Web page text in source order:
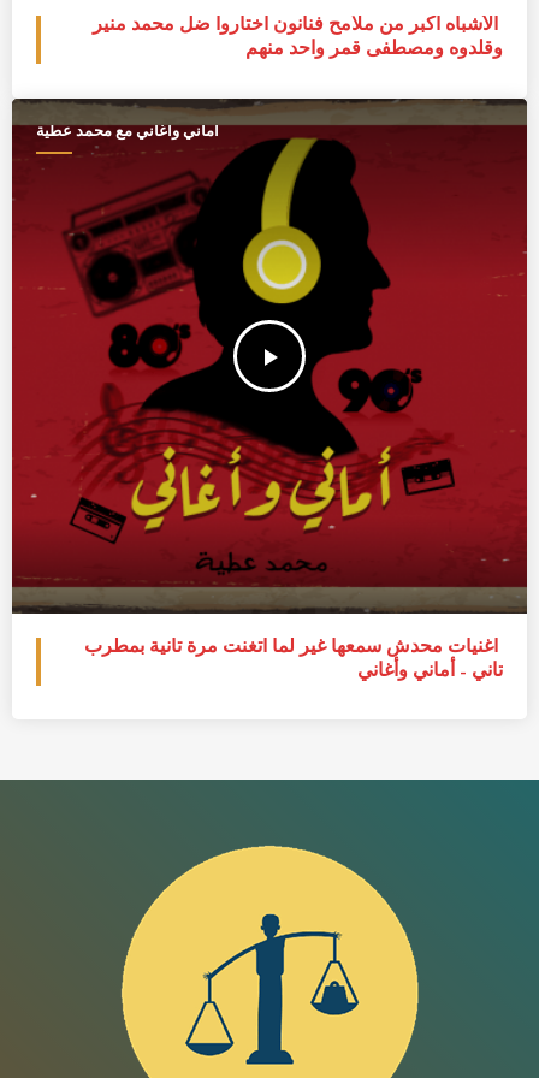
الأشباه أكبر من ملامح فنانون اختاروا ضل محمد منير
وقلدوه ومصطفى قمر واحد منهم
أماني وأغاني مع محمد عطية
play_arrow
أغنيات محدش سمعها غير لما اتغنت مرة تانية بمطرب
تاني – أماني وأغاني